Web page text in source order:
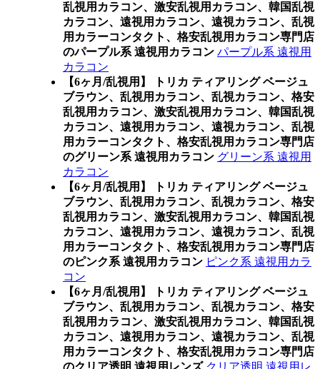
乱視用カラコン、激安乱視用カラコン、韓国乱視
カラコン、遠視用カラコン、遠視カラコン、乱視
用カラーコンタクト、格安乱視用カラコン専門店
のパープル系 遠視用カラコン パープル系 遠視用
カラコン
【6ヶ月/乱視用】 トリカ ティアリング ベージュ
ブラウン、乱視用カラコン、乱視カラコン、格安
乱視用カラコン、激安乱視用カラコン、韓国乱視
カラコン、遠視用カラコン、遠視カラコン、乱視
用カラーコンタクト、格安乱視用カラコン専門店
のグリーン系 遠視用カラコン グリーン系 遠視用
カラコン
【6ヶ月/乱視用】 トリカ ティアリング ベージュ
ブラウン、乱視用カラコン、乱視カラコン、格安
乱視用カラコン、激安乱視用カラコン、韓国乱視
カラコン、遠視用カラコン、遠視カラコン、乱視
用カラーコンタクト、格安乱視用カラコン専門店
のピンク系 遠視用カラコン ピンク系 遠視用カラ
コン
【6ヶ月/乱視用】 トリカ ティアリング ベージュ
ブラウン、乱視用カラコン、乱視カラコン、格安
乱視用カラコン、激安乱視用カラコン、韓国乱視
カラコン、遠視用カラコン、遠視カラコン、乱視
用カラーコンタクト、格安乱視用カラコン専門店
のクリア透明 遠視用レンズ クリア透明 遠視用レ